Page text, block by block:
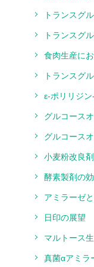
トランスグ
トランスグ
食肉生産に
トランスグ
ε‐ポリリジ
グルコース
グルコース
小麦粉改良
酵素製剤の
アミラーゼ
日印の展望
マルトース
真菌αアミラ